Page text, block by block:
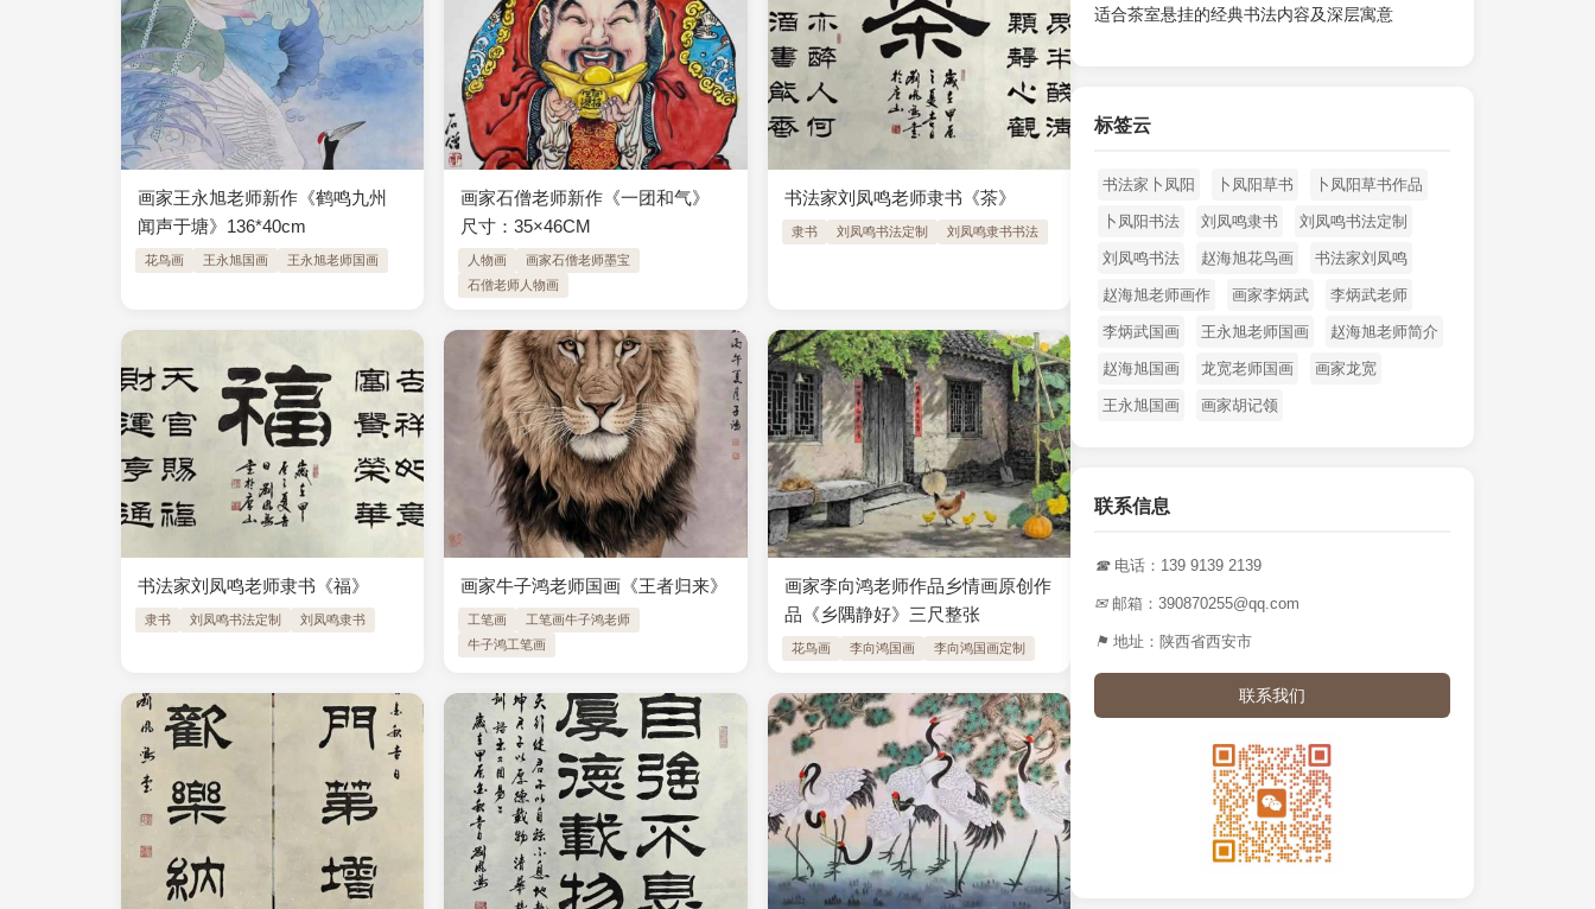
画家王永旭老师新作《鹤鸣九州
闻声于塘》136*40cm
花鸟画 王永旭国画 王永旭老师国画
画家石僧老师新作《一团和气》 ​
尺寸：35×46CM
人物画
画家石僧老师墨宝
石僧老师人物画
书法家刘凤鸣老师隶书《茶》
隶书 刘凤鸣书法定制 刘凤鸣隶书书法
书法家刘凤鸣老师隶书《福》
隶书 刘凤鸣书法定制 刘凤鸣隶书
画家牛子鸿老师国画《王者归来》
工笔画
工笔画牛子鸿老师
牛子鸿工笔画
画家李向鸿老师作品乡情画原创作
品《乡隅静好》三尺整张
花鸟画 李向鸿国画 李向鸿国画定制
适合茶室悬挂的经典书法内容及深层寓意
标签云
书法家卜凤阳 卜凤阳草书 卜凤阳草书作品
卜凤阳书法 刘凤鸣隶书 刘凤鸣书法定制
刘凤鸣书法 赵海旭花鸟画 书法家刘凤鸣
赵海旭老师画作 画家李炳武 李炳武老师
李炳武国画 王永旭老师国画 赵海旭老师简介
赵海旭国画 龙宽老师国画 画家龙宽
王永旭国画 画家胡记领
联系信息
☎电话：139 9139 2139
✉邮箱：390870255@qq.com
⚑ 地址：陕西省西安市
联系我们